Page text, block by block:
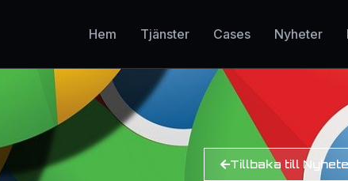
Hem Tjänster Cases Nyheter
Tillbaka till